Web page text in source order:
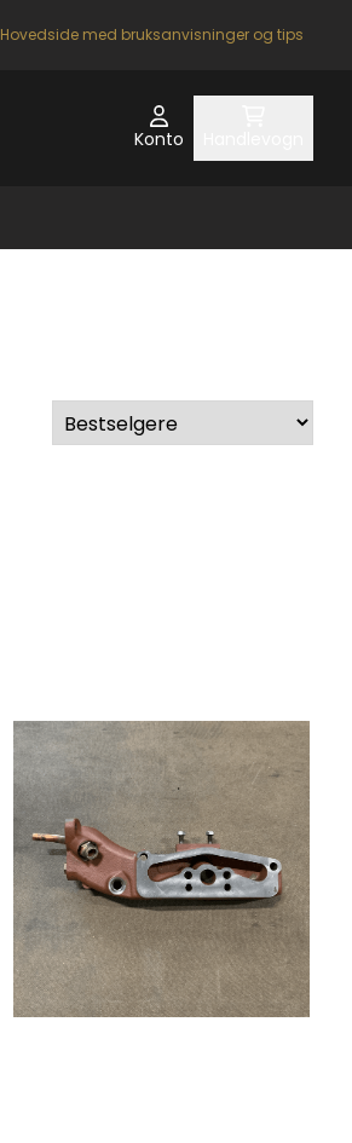
Hovedside med bruksanvisninger og tips
Konto